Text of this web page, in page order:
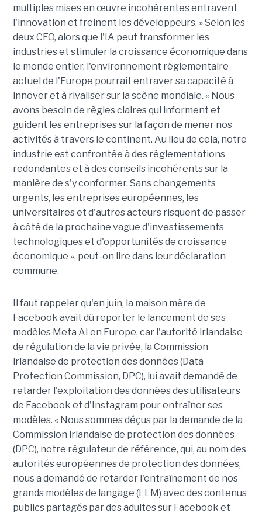
multiples mises en œuvre incohérentes entravent
l'innovation et freinent les développeurs. » Selon les
deux CEO, alors que l'IA peut transformer les
industries et stimuler la croissance économique dans
le monde entier, l'environnement réglementaire
actuel de l'Europe pourrait entraver sa capacité à
innover et à rivaliser sur la scène mondiale. « Nous
avons besoin de règles claires qui informent et
guident les entreprises sur la façon de mener nos
activités à travers le continent. Au lieu de cela, notre
industrie est confrontée à des réglementations
redondantes et à des conseils incohérents sur la
manière de s'y conformer. Sans changements
urgents, les entreprises européennes, les
universitaires et d'autres acteurs risquent de passer
à côté de la prochaine vague d'investissements
technologiques et d'opportunités de croissance
économique », peut-on lire dans leur déclaration
commune.
Il faut rappeler qu'en juin, la maison mère de
Facebook avait dû reporter le lancement de ses
modèles Meta AI en Europe, car l'autorité irlandaise
de régulation de la vie privée, la Commission
irlandaise de protection des données (Data
Protection Commission, DPC), lui avait demandé de
retarder l'exploitation des données des utilisateurs
de Facebook et d'Instagram pour entraîner ses
modèles. « Nous sommes déçus par la demande de la
Commission irlandaise de protection des données
(DPC), notre régulateur de référence, qui, au nom des
autorités européennes de protection des données,
nous a demandé de retarder l'entraînement de nos
grands modèles de langage (LLM) avec des contenus
publics partagés par des adultes sur Facebook et